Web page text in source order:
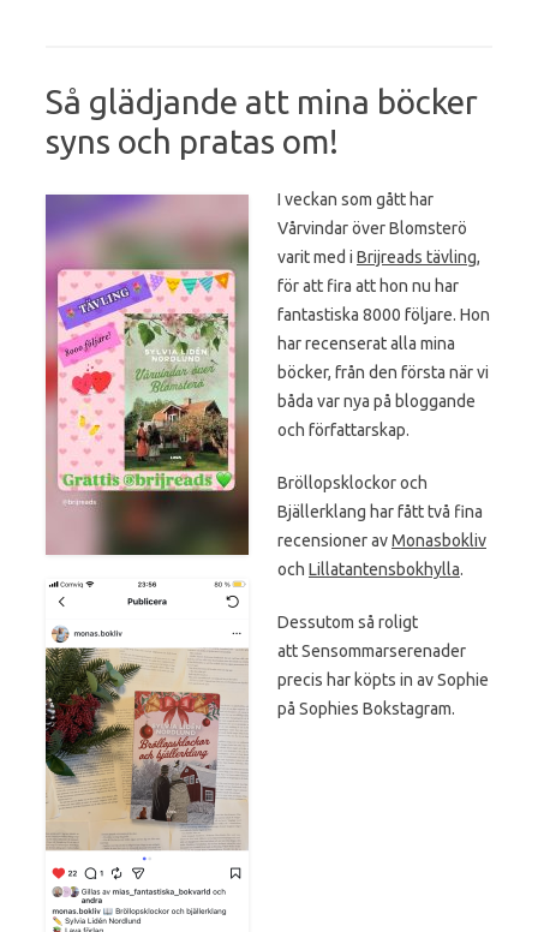
Så glädjande att mina böcker
syns och pratas om!
I veckan som gått har
Vårvindar över Blomsterö
varit med i Brijreads tävling,
för att fira att hon nu har
fantastiska 8000 följare. Hon
har recenserat alla mina
böcker, från den första när vi
båda var nya på bloggande
och författarskap.
Bröllopsklockor och
Bjällerklang har fått två fina
recensioner avMonasbokliv
och Lillatantensbokhylla.
Dessutom så roligt
att Sensommarserenader
precis har köpts in av Sophie
på Sophies Bokstagram.